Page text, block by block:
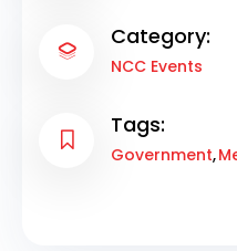
Category:
NCC Events
Tags:
Government